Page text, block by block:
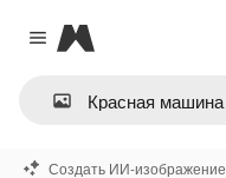
Close menu
Magnific
Создать ИИ-изображение